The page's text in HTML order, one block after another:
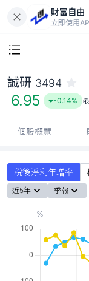
財富自由
立即使用
誠研 3494
6.95 -0.14%
個股概覽
稅後淨利年增率
近5年 季報